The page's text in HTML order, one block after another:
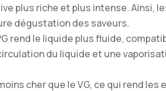
plus riche et plus intense. Ainsi,
dégustation des saveurs.
rend le liquide plus fluide,
du liquide et une
cher que le VG, ce qui rend